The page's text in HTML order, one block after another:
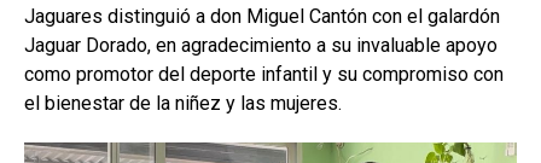
Jaguares distinguió a don Miguel Cantón con el galardón
Jaguar Dorado, en agradecimiento a su invaluable apoyo
como promotor del deporte infantil y su compromiso con
el bienestar de la niñez y las mujeres.